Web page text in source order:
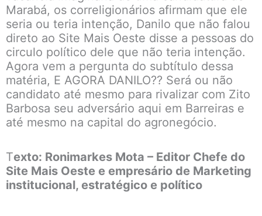
Marabá, os correligionários afirmam que ele
seria ou teria intenção, Danilo que não falou
direto ao Site Mais Oeste disse a pessoas do
circulo político dele que não teria intenção.
Agora vem a pergunta do subtítulo dessa
matéria, E AGORA DANILO?? Será ou não
candidato até mesmo para rivalizar com Zito
Barbosa seu adversário aqui em Barreiras e
até mesmo na capital do agronegócio.
Texto: Ronimarkes Mota – Editor Chefe do
Site Mais Oeste e empresário de Marketing
institucional, estratégico e político